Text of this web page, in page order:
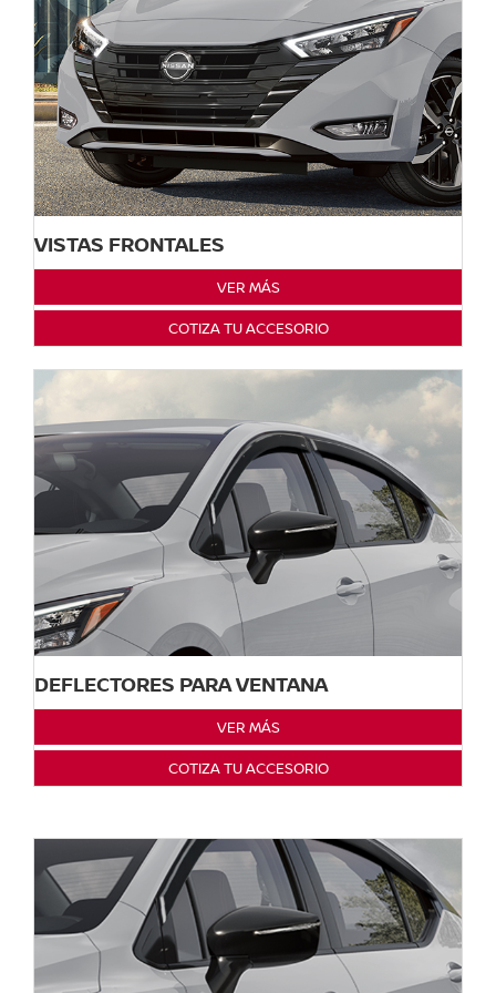
VISTAS FRONTALES
VER MÁS
COTIZA TU ACCESORIO
DEFLECTORES PARA VENTANA
VER MÁS
COTIZA TU ACCESORIO